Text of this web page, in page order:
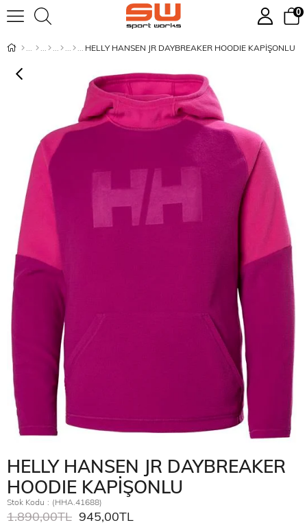
0
HELLY HANSEN JR DAYBREAKER HOODIE KAPİŞONLU
HELLY HANSEN JR DAYBREAKER
HOODIE KAPİŞONLU
Stok Kodu (HHA.41688)
1.890,00TL 945,00TL